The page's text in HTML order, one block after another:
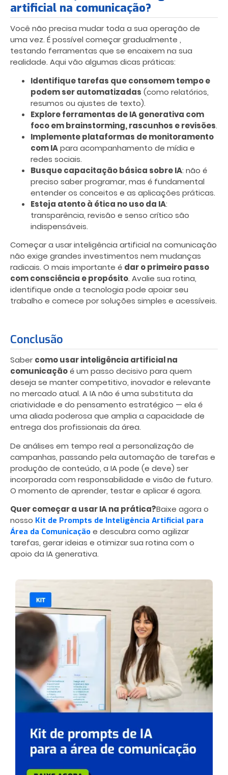
artificial na comunicação?
Você não precisa mudar toda a sua operação de
uma vez. É possível começar gradualmente ,
testando ferramentas que se encaixem na sua
realidade. Aqui vão algumas dicas práticas:
Identifique tarefas que consomem tempo e
podem ser automatizadas (como relatórios,
resumos ou ajustes de texto).
Explore ferramentas de IA generativa com
foco em brainstorming, rascunhos e revisões.
Implemente plataformas de monitoramento
com IApara acompanhamento de mídia e
redes sociais.
Busque capacitação básica sobre IA: não é
preciso saber programar, mas é fundamental
entender os conceitos e as aplicações práticas.
Esteja atento à ética no uso da IA:
transparência, revisão e senso crítico são
indispensáveis.
Começar a usar inteligência artificial na comunicação
não exige grandes investimentos nem mudanças
radicais. O mais importante é dar o primeiro passo
com consciência e propósito. Avalie sua rotina,
identifique onde a tecnologia pode apoiar seu
trabalho e comece por soluções simples e acessíveis.
Conclusão
Sabercomo usar inteligência artificial na
comunicaçãoé um passo decisivo para quem
deseja se manter competitivo, inovador e relevante
no mercado atual. A IA não é uma substituta da
criatividade e do pensamento estratégico — ela é
uma aliada poderosa que amplia a capacidade de
entrega dos profissionais da área.
De análises em tempo real a personalização de
campanhas, passando pela automação de tarefas e
produção de conteúdo, a IA pode (e deve) ser
incorporada com responsabilidade e visão de futuro.
O momento de aprender, testar e aplicar é agora.
Quer começar a usar IA na prática?Baixe agora o
nosso Kit de Prompts de Inteligência Artificial para
Área da Comunicação e descubra como agilizar
tarefas, gerar ideias e otimizar sua rotina com o
apoio da IA generativa.